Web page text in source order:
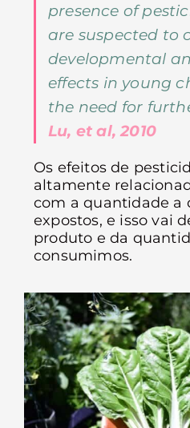
presence of
are suspected to
developmental
effects in young
the need for
Lu, et al, 2010
Os efeitos de
altamente
com a quantidade a
expostos, e isso vai
produto e da
consumimos.